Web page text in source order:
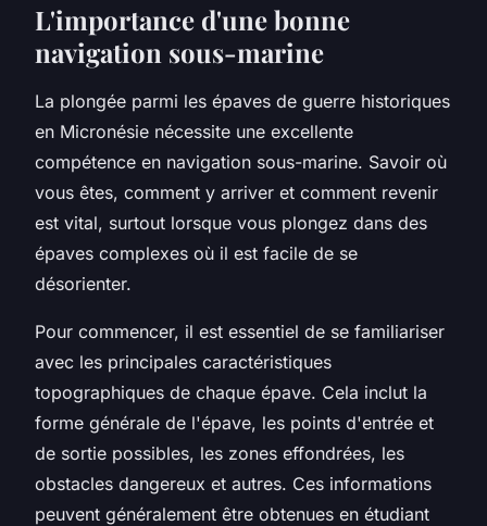
L'importance d'une bonne
navigation sous-marine
La plongée parmi les épaves de guerre historiques
en Micronésie nécessite une excellente
compétence en navigation sous-marine. Savoir où
vous êtes, comment y arriver et comment revenir
est vital, surtout lorsque vous plongez dans des
épaves complexes où il est facile de se
désorienter.
Pour commencer, il est essentiel de se familiariser
avec les principales caractéristiques
topographiques de chaque épave. Cela inclut la
forme générale de l'épave, les points d'entrée et
de sortie possibles, les zones effondrées, les
obstacles dangereux et autres. Ces informations
peuvent généralement être obtenues en étudiant